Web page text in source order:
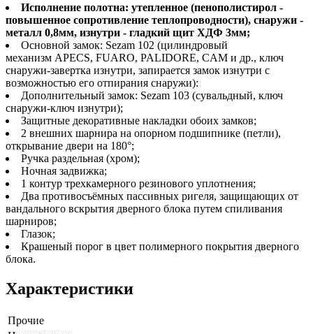
Исполнение полотна: утепленное (пенополистирол -
повышенное сопротивление теплопроводности), снаружи -
металл 0,8мм, изнутри - гладкий щит ХДФ 3мм;
Основной замок: Sezam 102 (цилиндровый
механизм APECS, FUARO, PALIDORE, CAM и др., ключ
снаружи-завертка изнутри, запирается замок изнутри с
возможностью его отпирания снаружи):
Дополнительный замок: Sezam 103 (сувальдный, ключ
снаружи-ключ изнутри);
Защитные декоративные накладки обоих замков;
2 внешних шарнира на опорном подшипнике (петли),
открывание двери на 180°;
Ручка раздельная (хром);
Ночная задвижка;
1 контур трехкамерного резинового уплотнения;
Два противосъёмных пассивных ригеля, защищающих от
вандального вскрытия дверного блока путем спиливания
шарниров;
Глазок;
Крашеный порог в цвет полимерного покрытия дверного
блока.
Характеристики
Прочие